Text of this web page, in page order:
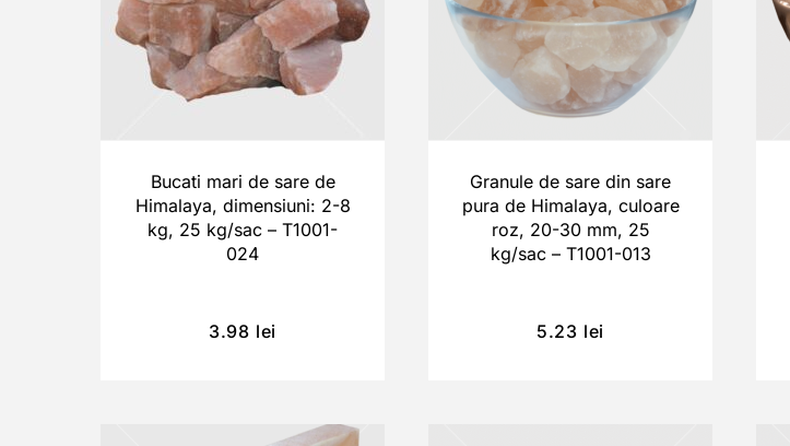
Bucati mari de sare de
Himalaya, dimensiuni: 2-8
kg, 25 kg/sac – T1001-
024
3.98 lei
Granule de sare din sare
pura de Himalaya, culoare
roz, 20-30 mm, 25
kg/sac – T1001-013
5.23 lei